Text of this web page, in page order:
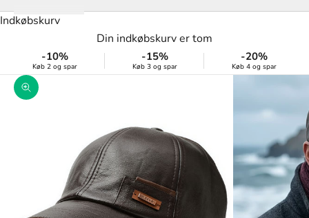
Indkøbskurv
Din indkøbskurv er tom
-10%
Køb 2 og spar
-15%
Køb 3 og spar
-20%
Køb 4 og spar
Zoom